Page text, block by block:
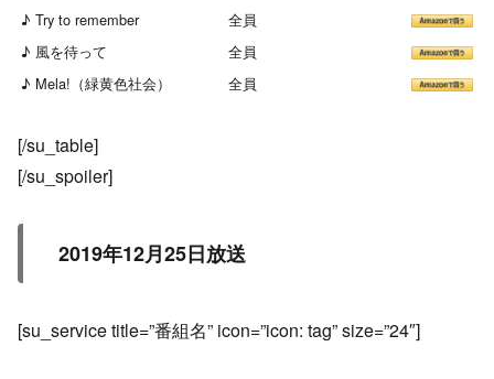
♪ Try to remember
全員
♪ 風を待って
全員
♪ Mela!（緑黄色社会）
全員
[/su_table]
[/su_spoiler]
2019年12月25日放送
[su_service title=”番組名” icon=”icon: tag” size=”24″]